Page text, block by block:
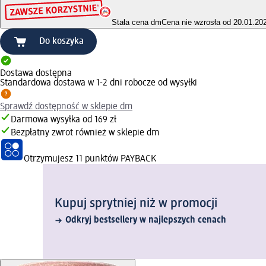
Stała cena dmCena nie wzrosła od
Do koszyka
Dostawa dostępna
Standardowa dostawa w 1-2 dni robocze od wysyłki
Sprawdź dostępność w sklepie dm
Darmowa wysyłka od 169 zł
Bezpłatny zwrot również w sklepie dm
Otrzymujesz 11 punktów PAYBACK
Kupuj sprytniej niż w promocji
Odkryj bestsellery w najlepszych cenach